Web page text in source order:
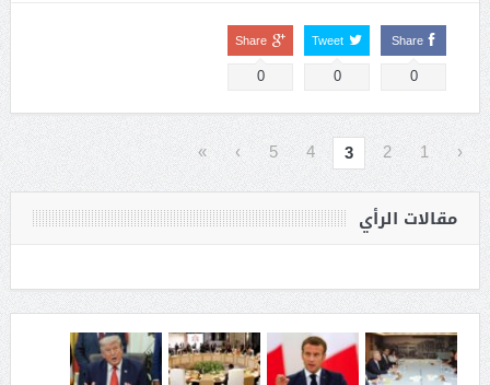
Share
0
Tweet
0
Share
0
‹
1
2
3
4
5
›
»
مقالات الرأي